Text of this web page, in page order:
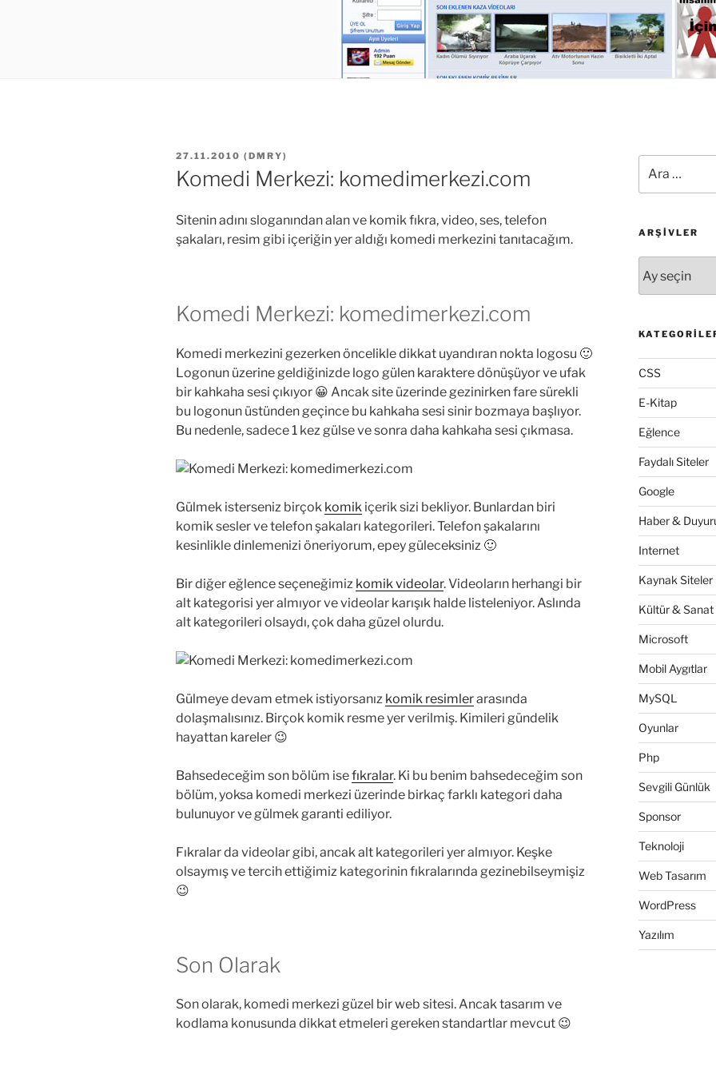
YAYIM
TARIHI
27.11.2010 ( DMRY)
Komedi Merkezi: komedimerkezi.com
Sitenin adını sloganından alan ve komik fıkra, video, ses, telefon
şakaları, resim gibi içeriğin yer aldığı komedi merkezini tanıtacağım.
Komedi Merkezi: komedimerkezi.com
Komedi merkezini gezerken öncelikle dikkat uyandıran nokta logosu 🙂
Logonun üzerine geldiğinizde logo gülen karaktere dönüşüyor ve ufak
bir kahkaha sesi çıkıyor 😀 Ancak site üzerinde gezinirken fare sürekli
bu logonun üstünden geçince bu kahkaha sesi sinir bozmaya başlıyor.
Bu nedenle, sadece 1 kez gülse ve sonra daha kahkaha sesi çıkmasa.
Gülmek isterseniz birçok komik içerik sizi bekliyor. Bunlardan biri
komik sesler ve telefon şakaları kategorileri. Telefon şakalarını
kesinlikle dinlemenizi öneriyorum, epey güleceksiniz 🙂
Bir diğer eğlence seçeneğimiz komik videolar. Videoların herhangi bir
alt kategorisi yer almıyor ve videolar karışık halde listeleniyor. Aslında
alt kategorileri olsaydı, çok daha güzel olurdu.
Gülmeye devam etmek istiyorsanız komik resimlerarasında
dolaşmalısınız. Birçok komik resme yer verilmiş. Kimileri gündelik
hayattan kareler 😉
Bahsedeceğim son bölüm isefıkralar. Ki bu benim bahsedeceğim son
bölüm, yoksa komedi merkezi üzerinde birkaç farklı kategori daha
bulunuyor ve gülmek garanti ediliyor.
Fıkralar da videolar gibi, ancak alt kategorileri yer almıyor. Keşke
olsaymış ve tercih ettiğimiz kategorinin fıkralarında gezinebilseymişiz
😉
Son Olarak
Son olarak, komedi merkezi güzel bir web sitesi. Ancak tasarım ve
kodlama konusunda dikkat etmeleri gereken standartlar mevcut 😉
ARŞIVLER
CSS
E-Kitap
Eğlence
Faydalı Siteler
Google
Haber &
Internet
Kaynak Siteler
Kültür & Sanat
Microsoft
Mobil Aygıtlar
MySQL
Oyunlar
Php
Sevgili Günlük
Sponsor
Teknoloji
Web Tasarım
WordPress
Yazılım